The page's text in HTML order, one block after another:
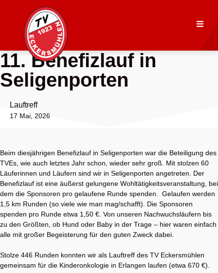
11. Benefizlauf in
Seligenporten
Lauftreff
17 Mai, 2026
Beim diesjährigen Benefizlauf in Seligenporten war die Beteiligung des
TVEs, wie auch letztes Jahr schon, wieder sehr groß. Mit stolzen 60
Läuferinnen und Läufern sind wir in Seligenporten angetreten. Der
Benefizlauf ist eine äußerst gelungene Wohltätigkeitsveranstaltung, bei
dem die Sponsoren pro gelaufene Runde spenden. Gelaufen werden
1,5 km Runden (so viele wie man mag/schafft). Die Sponsoren
spenden pro Runde etwa 1,50 €. Von unseren Nachwuchsläufern bis
zu den Größten, ob Hund oder Baby in der Trage – hier waren einfach
alle mit großer Begeisterung für den guten Zweck dabei.
Stolze 446 Runden konnten wir als Lauftreff des TV Eckersmühlen
gemeinsam für die Kinderonkologie in Erlangen laufen (etwa 670 €).